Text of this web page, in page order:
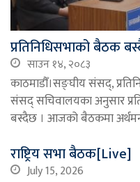
प्रतिनिधिसभाको बैठक
साउन १४, २०८३
काठमाडौँ।सङ्घीय संसद्,
संसद् सचिवालयका अनुसार
बस्दैछ । आजको बैठकमा
राष्ट्रिय सभा बैठक[Live]
July 15, 2026